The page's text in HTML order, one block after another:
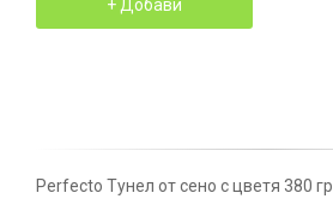
Perfecto Тунел от сено с цветя 380 гр